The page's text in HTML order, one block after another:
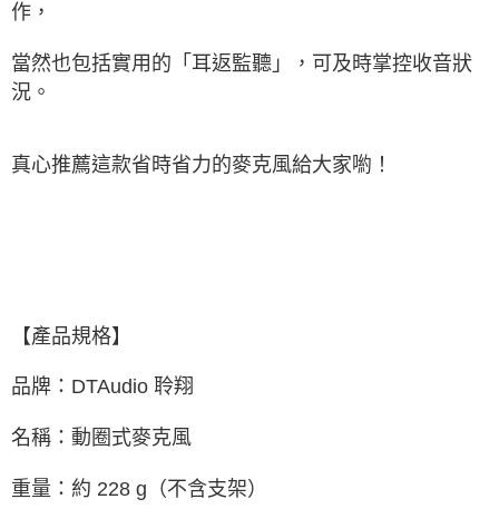
作，
當然也包括實用的「耳返監聽」，可及時掌控收音狀
況。
真心推薦這款省時省力的麥克風給大家喲！
【產品規格】
品牌：DTAudio 聆翔
名稱：動圈式麥克風
重量：約 228 g（不含支架）